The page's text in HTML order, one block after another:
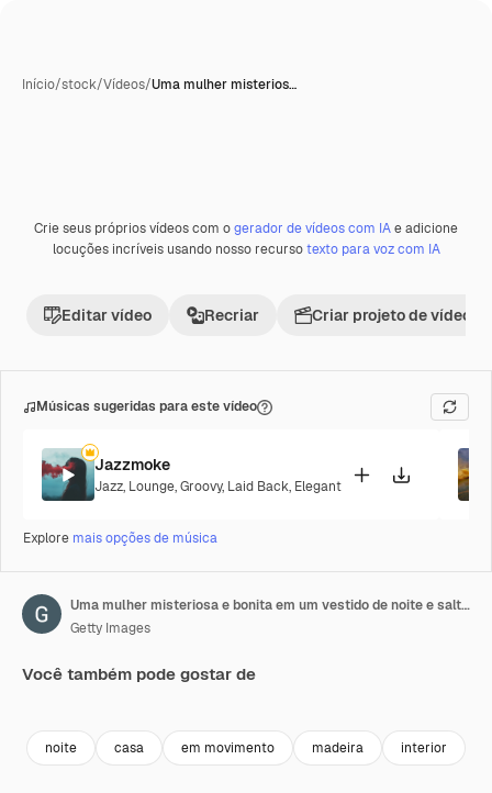
Início/stock/Vídeos/Uma mulher misterios…
Premium
Crie seus próprios vídeos com ogerador de vídeos com IAe adicione
locuções incríveis usando nosso recursotexto para voz com IA
Editar vídeo Recriar Criar projeto de vídeo
Músicas sugeridas para este vídeo
Jazzmoke
Jazz, Lounge,Groovy, Laid Back, Elegant
Explore mais opções de música
Uma mulher misteriosa e bonita em um vestido de noite e saltos altos sobe as escadas para o ambiente esfumaçado.
Getty Images
Você também pode gostar de
noite casa em movimento madeira interior